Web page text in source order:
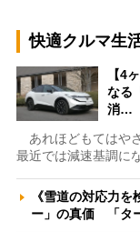
快適クルマ生
【4
なる
消…
あれほどもてはや
最近では減速基調に
《雪道の対応力
ー」の真価 「タ